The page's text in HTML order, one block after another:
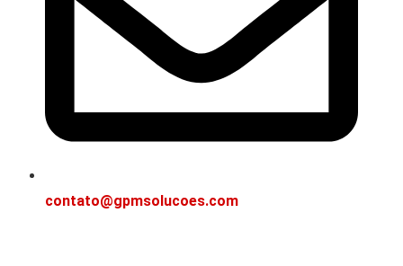
contato@gpmsolucoes.com